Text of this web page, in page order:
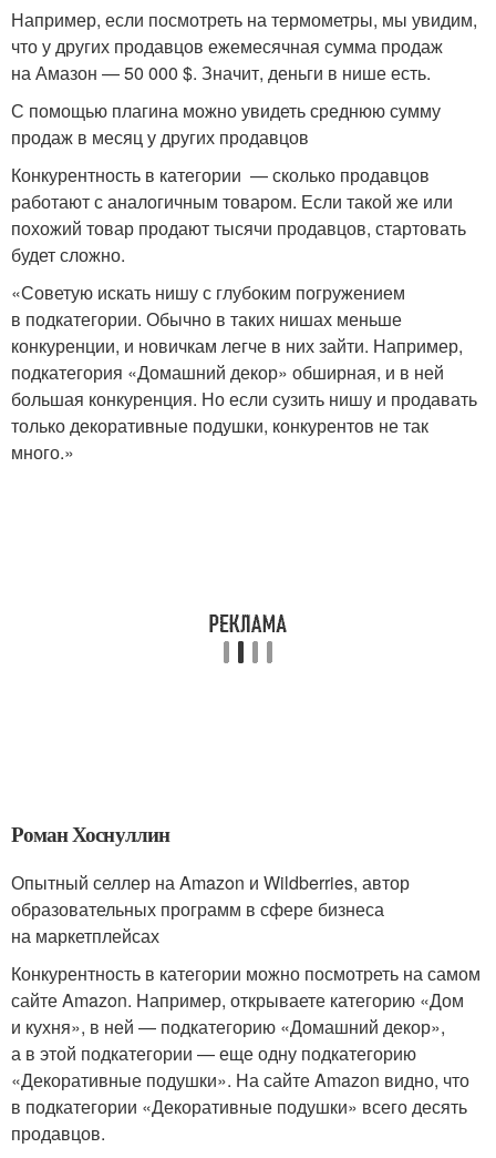
Например, если посмотреть на термометры, мы увидим,
что у других продавцов ежемесячная сумма продаж
на Амазон — 50 000 $. Значит, деньги в нише есть.
С помощью плагина можно увидеть среднюю сумму
продаж в месяц у других продавцов
Конкурентность в категории — сколько продавцов
работают с аналогичным товаром. Если такой же или
похожий товар продают тысячи продавцов, стартовать
будет сложно.
«Советую искать нишу с глубоким погружением
в подкатегории. Обычно в таких нишах меньше
конкуренции, и новичкам легче в них зайти. Например,
подкатегория «Домашний декор» обширная, и в ней
большая конкуренция. Но если сузить нишу и продавать
только декоративные подушки, конкурентов не так
много.»
Роман Хоснуллин
Опытный селлер на Amazon и Wildberries, автор
образовательных программ в сфере бизнеса
на маркетплейсах
Конкурентность в категории можно посмотреть на самом
сайте Amazon. Например, открываете категорию «Дом
и кухня», в ней — подкатегорию «Домашний декор»,
а в этой подкатегории — еще одну подкатегорию
«Декоративные подушки». На сайте Amazon видно, что
в подкатегории «Декоративные подушки» всего десять
продавцов.